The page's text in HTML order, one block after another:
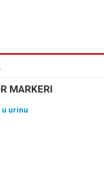
MARKERI
u urinu